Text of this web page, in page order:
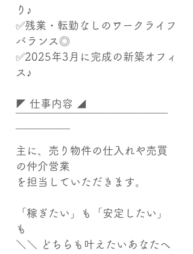
り♪
✅残業・転勤なしのワークライフ
バランス◎
✅2025年3月に完成の新築オフィ
ス♪
◤ 仕事内容 ◢
主に、売り物件の仕入れや売買
の仲介営業
を担当していただきます。
「稼ぎたい」も「安定したい」
も
＼＼ どちらも叶えたいあなたへ